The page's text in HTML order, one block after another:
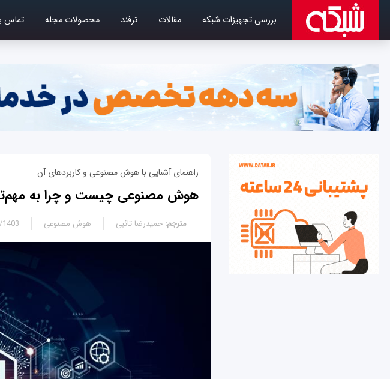
بررسی تجهیزات شبکه مقالات ترفند محصولات مجله تماس
راهنمای آشنایی با هوش مصنوعی و کاربردهای آن
هوش مصنوعی چیست و چرا به
- 17:10 مترجم: حمیدرضا تائبی هوش مصنوعی